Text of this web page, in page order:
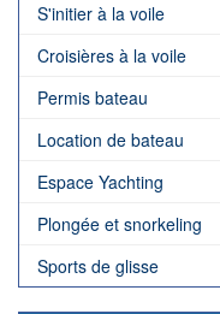
S'initier à la voile
Croisières à la voile
Permis bateau
Location de bateau
Espace Yachting
Plongée et snorkeling
Sports de glisse